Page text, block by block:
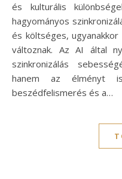
és kulturális
hagyományos
és költséges,
változnak. Az AI által
szinkronizálás
hanem az élményt
beszédfelismerés és a…